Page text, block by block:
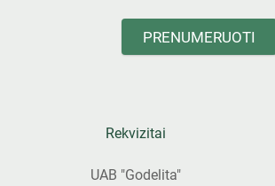
PRENUMERUOTI
Rekvizitai
UAB "Godelita"